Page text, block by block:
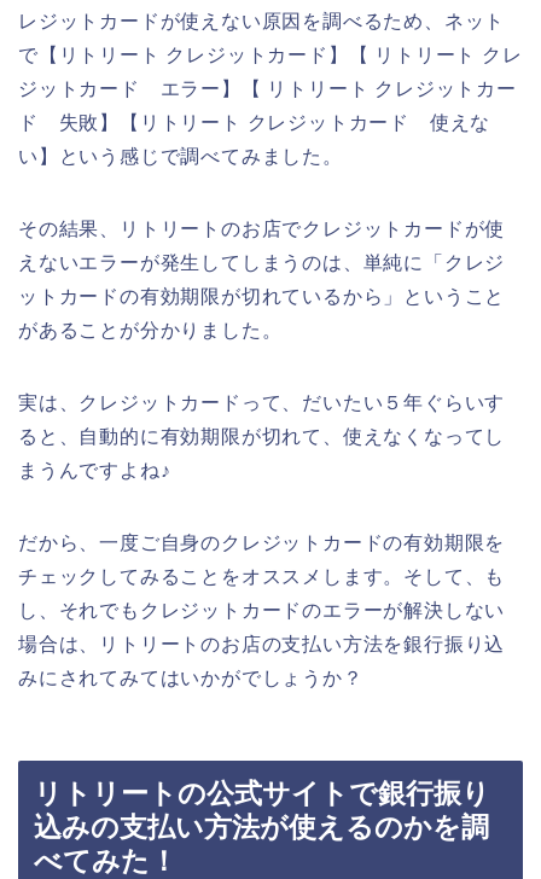
レジットカードが使えない原因を調べるため、ネット
で【リトリート クレジットカード】【 リトリート クレ
ジットカード エラー】【 リトリート クレジットカー
ド 失敗】【リトリート クレジットカード 使えな
い】という感じで調べてみました。
その結果、リトリートのお店でクレジットカードが使
えないエラーが発生してしまうのは、単純に「クレジ
ットカードの有効期限が切れているから」ということ
があることが分かりました。
実は、クレジットカードって、だいたい５年ぐらいす
ると、自動的に有効期限が切れて、使えなくなってし
まうんですよね♪
だから、一度ご自身のクレジットカードの有効期限を
チェックしてみることをオススメします。そして、も
し、それでもクレジットカードのエラーが解決しない
場合は、リトリートのお店の支払い方法を銀行振り込
みにされてみてはいかがでしょうか？
リトリートの公式サイトで銀行振り
込みの支払い方法が使えるのかを調
べてみた！